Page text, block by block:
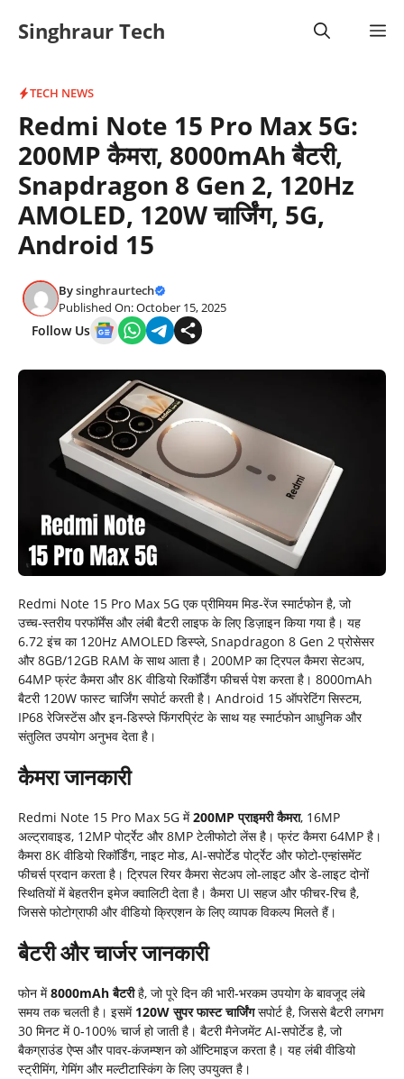
Singhraur Tech
TECH NEWS
Redmi Note 15 Pro Max 5G:
200MP कैमरा, 8000mAh बैटरी,
Snapdragon 8 Gen 2, 120Hz
AMOLED, 120W चार्जिंग, 5G,
Android 15
Bysinghraurtech
Published On: October 15, 2025
Follow Us
Redmi Note 15 Pro Max 5G एक प्रीमियम मिड‑रेंज स्मार्टफोन है, जो
उच्च‑स्तरीय परफॉर्मेंस और लंबी बैटरी लाइफ के लिए डिज़ाइन किया गया है। यह
6.72 इंच का 120Hz AMOLED डिस्प्ले, Snapdragon 8 Gen 2 प्रोसेसर
और 8GB/12GB RAM के साथ आता है। 200MP का ट्रिपल कैमरा सेटअप,
64MP फ्रंट कैमरा और 8K वीडियो रिकॉर्डिंग फीचर्स पेश करता है। 8000mAh
बैटरी 120W फास्ट चार्जिंग सपोर्ट करती है। Android 15 ऑपरेटिंग सिस्टम,
IP68 रेजिस्टेंस और इन‑डिस्प्ले फिंगरप्रिंट के साथ यह स्मार्टफोन आधुनिक और
संतुलित उपयोग अनुभव देता है।
कैमरा जानकारी
Redmi Note 15 Pro Max 5G में200MP प्राइमरी कैमरा, 16MP
अल्ट्रावाइड, 12MP पोर्ट्रेट और 8MP टेलीफोटो लेंस है। फ्रंट कैमरा 64MP है।
कैमरा 8K वीडियो रिकॉर्डिंग, नाइट मोड, AI‑सपोर्टेड पोर्ट्रेट और फोटो‑एन्हांसमेंट
फीचर्स प्रदान करता है। ट्रिपल रियर कैमरा सेटअप लो‑लाइट और डे‑लाइट दोनों
स्थितियों में बेहतरीन इमेज क्वालिटी देता है। कैमरा UI सहज और फीचर‑रिच है,
जिससे फोटोग्राफी और वीडियो क्रिएशन के लिए व्यापक विकल्प मिलते हैं।
बैटरी और चार्जर जानकारी
फोन में8000mAh बैटरीहै, जो पूरे दिन की भारी‑भरकम उपयोग के बावजूद लंबे
समय तक चलती है। इसमें 120W सुपर फास्ट चार्जिंगसपोर्ट है, जिससे बैटरी लगभग
30 मिनट में 0‑100% चार्ज हो जाती है। बैटरी मैनेजमेंट AI‑सपोर्टेड है, जो
बैकग्राउंड ऐप्स और पावर‑कंजम्प्शन को ऑप्टिमाइज करता है। यह लंबी वीडियो
स्ट्रीमिंग, गेमिंग और मल्टीटास्किंग के लिए उपयुक्त है।